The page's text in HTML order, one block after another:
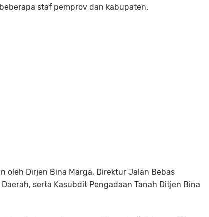
staf pemprov dan kabupaten.
oleh Dirjen Bina Marga, Direktur Jalan Bebas
serta Kasubdit Pengadaan Tanah Ditjen Bina